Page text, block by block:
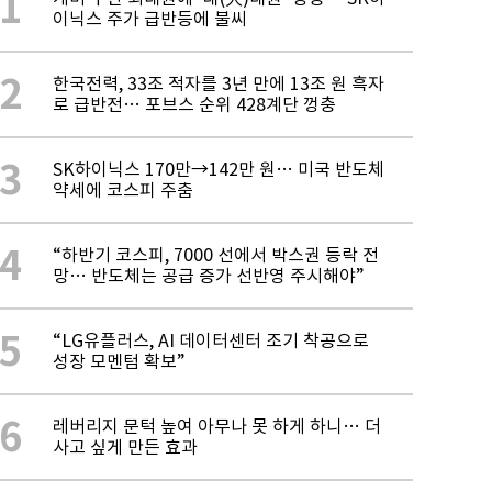
이닉스 주가 급반등에 불씨
2
한국전력, 33조 적자를 3년 만에 13조 원 흑자
로 급반전… 포브스 순위 428계단 껑충
3
SK하이닉스 170만→142만 원… 미국 반도체
약세에 코스피 주춤
4
“하반기 코스피, 7000 선에서 박스권 등락 전
망… 반도체는 공급 증가 선반영 주시해야”
5
“LG유플러스, AI 데이터센터 조기 착공으로
성장 모멘텀 확보”
6
레버리지 문턱 높여 아무나 못 하게 하니… 더
사고 싶게 만든 효과